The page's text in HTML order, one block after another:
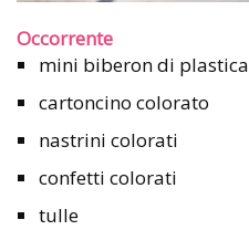
Occorrente
mini biberon di plastica
cartoncino colorato
nastrini colorati
confetti colorati
tulle